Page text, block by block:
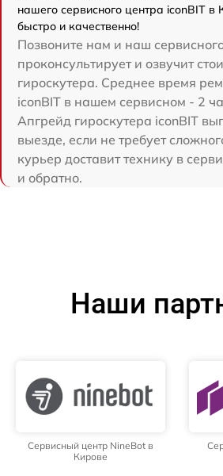
нашего сервисного центра iconBIT
быстро и качественно!
Позвоните нам и наш
проконсультирует и озвучит
гироскутера. Среднее время
iconBIT в нашем сервисном - 2
Апгрейд гироскутера iconBIT
выезде, если не требует
курьер доставит технику в
и обратно.
Наши
Сервисный центр NineBot в
Кирове